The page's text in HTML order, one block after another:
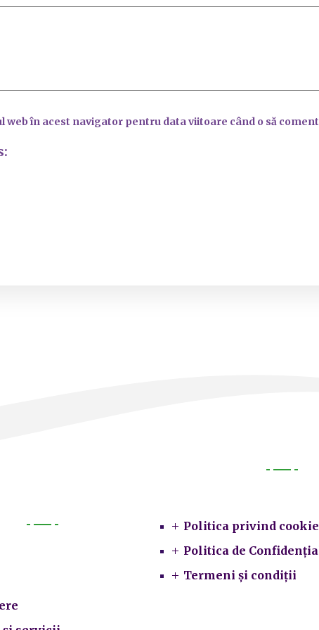
web în acest navigator pentru data viitoare când o să
Politica privind
Politica de
Termeni și condiții